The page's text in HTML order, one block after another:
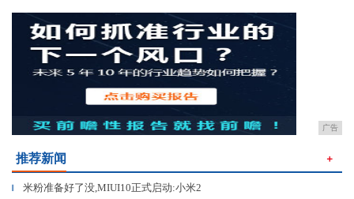
广告
推荐新闻 ＋
▎ 米粉准备好了没,MIUI10正式启动:小米2